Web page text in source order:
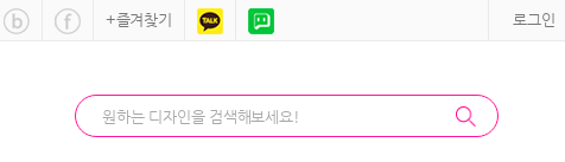
+즐겨찾기 로그인